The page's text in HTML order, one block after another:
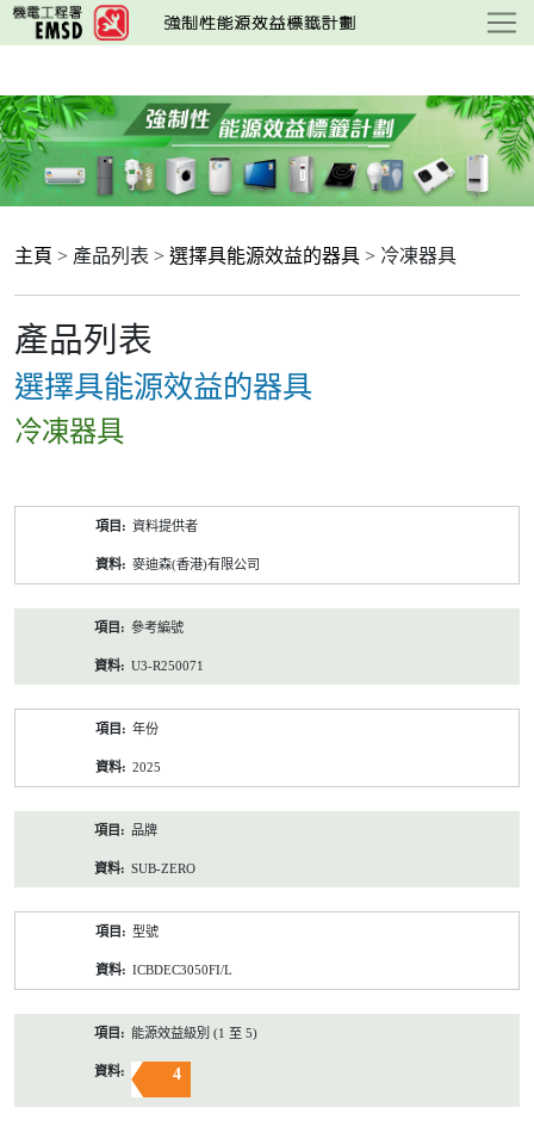
跳
至
要
內
容
主頁 > 產品列表 > 選擇具能源效益的器具 > 冷凍器具
產品列表
選擇具能源效益的器具
冷凍器具
資料提供者
麥迪森(香港)有限公司
參考編號
U3-R250071
年份
2025
品牌
SUB-ZERO
型號
ICBDEC3050FI/L
能源效益級別 (1 至 5)
4